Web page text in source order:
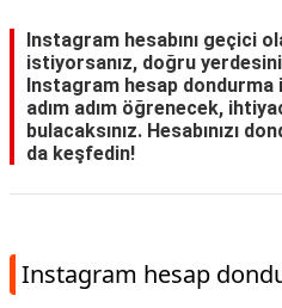
Instagram hesabını geçici
istiyorsanız, doğru
Instagram hesap dondurma
adım adım öğrenecek,
bulacaksınız. Hesabınızı
da keşfedin!
Instagram hesap